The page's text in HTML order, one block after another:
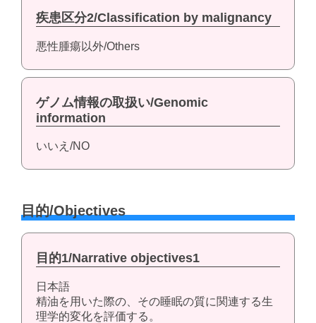
疾患区分2/Classification by malignancy
悪性腫瘍以外/Others
ゲノム情報の取扱い/Genomic
information
いいえ/NO
目的/Objectives
目的1/Narrative objectives1
日本語
精油を用いた際の、その睡眠の質に関連する生
理学的変化を評価する。